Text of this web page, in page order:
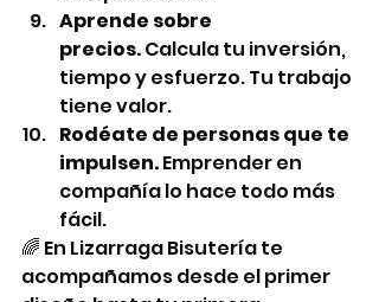
Aprende sobre
precios. Calcula tu inversión,
tiempo y esfuerzo. Tu trabajo
tiene valor.
Rodéate de personas que te
impulsen. Emprender en
compañía lo hace todo más
fácil.
🌈 En Lizarraga Bisutería te
acompañamos desde el primer